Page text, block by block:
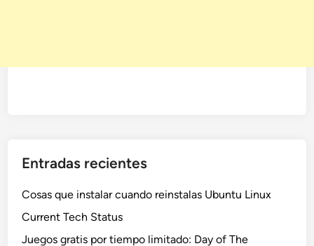
Entradas recientes
Cosas que instalar cuando reinstalas Ubuntu Linux
Current Tech Status
Juegos gratis por tiempo limitado: Day of The